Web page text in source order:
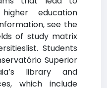
education
see the
of study matrix
Students
Superior
library and
which include